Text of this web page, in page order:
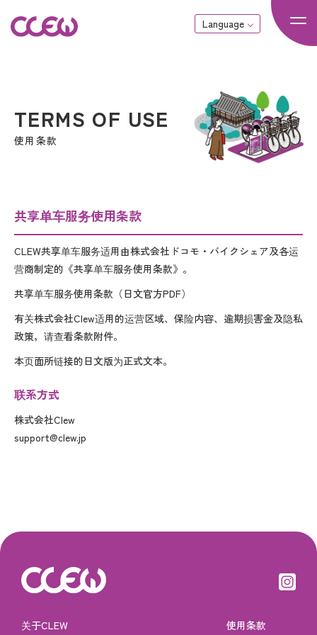
Language
使用条款
共享单车服务使用条款
CLEW共享单车服务适用由株式会社ドコモ・バイクシェア及各运
营商制定的《共享单车服务使用条款》。
共享单车服务使用条款（日文官方PDF）
有关株式会社Clew适用的运营区域、保险内容、逾期损害金及隐私
政策，请查看条款附件。
本页面所链接的日文版为正式文本。
联系方式
株式会社Clew
support@clew.jp
关于CLEW 使用条款